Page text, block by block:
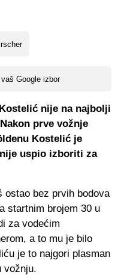
Google izbor
nije na najbolji
prve vožnje
Kostelić je
uspio izboriti za
ostao bez prvih bodova
startnim brojem 30 u
za vodećim
a to mu je bilo
je to najgori plasman
vožnju.